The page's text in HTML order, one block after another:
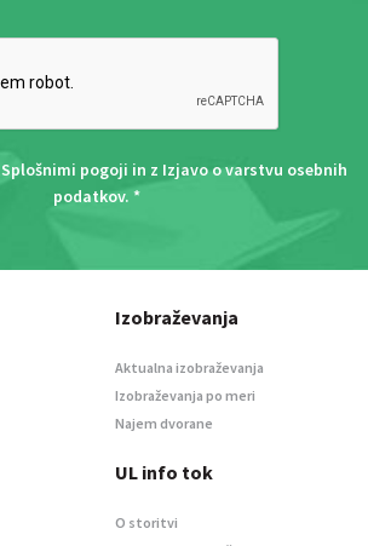
Splošnimi pogoji in z Izjavo o varstvu osebnih
podatkov. *
Izobraževanja
Aktualna izobraževanja
Izobraževanja po meri
Najem dvorane
UL info tok
O storitvi